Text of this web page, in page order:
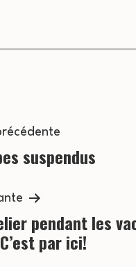
suspendus
pendant les
par ici!